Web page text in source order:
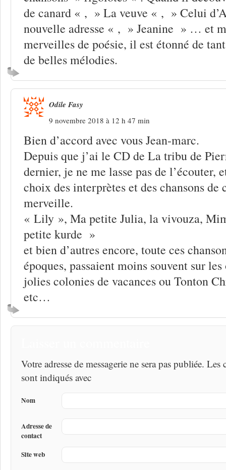
de canard « , » La veuve « , » Celui
nouvelle adresse « , » Jeanine » … et
merveilles de poésie, il est étonné de
de belles mélodies.
Odile Fasy
9 novembre 2018 à 12 h 47 min
Bien d’accord avec vous Jean-marc.
Depuis que j’ai le CD de La tribu de
dernier, je ne me lasse pas de l’écouter,
choix des interprètes et des chansons
merveille.
« Lily », Ma petite Julia, la vivouza,
petite kurde »
et bien d’autres encore, toute ces
époques, passaient moins souvent sur
jolies colonies de vacances ou Tonton
etc…
Votre adresse de messagerie ne sera pas publiée.
sont indiqués avec
Nom
Adresse de
contact
Site web